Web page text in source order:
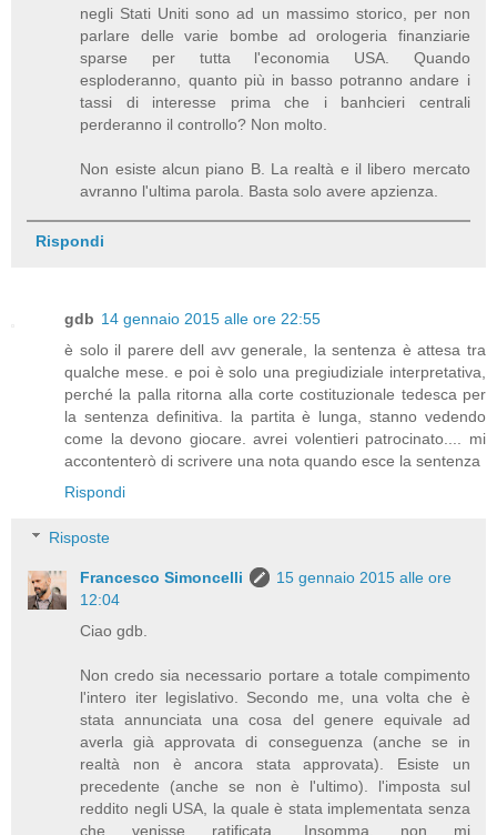
negli Stati Uniti sono ad un massimo storico, per non
parlare delle varie bombe ad orologeria finanziarie
sparse per tutta l'economia USA. Quando
esploderanno, quanto più in basso potranno andare i
tassi di interesse prima che i banhcieri centrali
perderanno il controllo? Non molto.
Non esiste alcun piano B. La realtà e il libero mercato
avranno l'ultima parola. Basta solo avere apzienza.
Rispondi
gdb 14 gennaio 2015 alle ore 22:55
è solo il parere dell avv generale, la sentenza è attesa tra
qualche mese. e poi è solo una pregiudiziale interpretativa,
perché la palla ritorna alla corte costituzionale tedesca per
la sentenza definitiva. la partita è lunga, stanno vedendo
come la devono giocare. avrei volentieri patrocinato.... mi
accontenterò di scrivere una nota quando esce la sentenza
Rispondi
Risposte
Francesco Simoncelli
15 gennaio 2015 alle ore
12:04
Ciao gdb.
Non credo sia necessario portare a totale compimento
l'intero iter legislativo. Secondo me, una volta che è
stata annunciata una cosa del genere equivale ad
averla già approvata di conseguenza (anche se in
realtà non è ancora stata approvata). Esiste un
precedente (anche se non è l'ultimo). l'imposta sul
reddito negli USA, la quale è stata implementata senza
che venisse ratificata. Insomma, non mi